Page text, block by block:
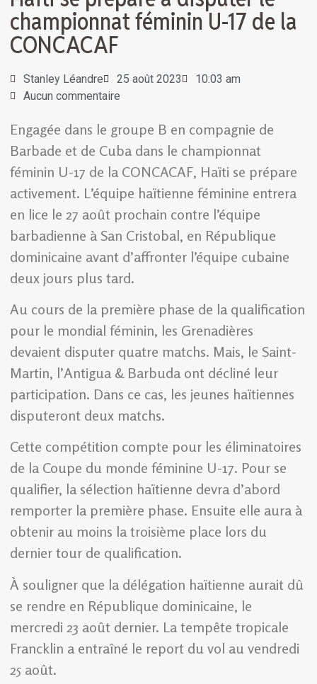
championnat féminin U-17 de la
CONCACAF
Stanley Léandre 25 août 2023
10:03 am
Aucun commentaire
Engagée dans le groupe B en compagnie de
Barbade et de Cuba dans le championnat
féminin U-17 de la CONCACAF, Haïti se prépare
activement. L’équipe haïtienne féminine entrera
en lice le 27 août prochain contre l’équipe
barbadienne à San Cristobal, en République
dominicaine avant d’affronter l’équipe cubaine
deux jours plus tard.
Au cours de la première phase de la qualification
pour le mondial féminin, les Grenadières
devaient disputer quatre matchs. Mais, le Saint-
Martin, l’Antigua & Barbuda ont décliné leur
participation. Dans ce cas, les jeunes haïtiennes
disputeront deux matchs.
Cette compétition compte pour les éliminatoires
de la Coupe du monde féminine U-17. Pour se
qualifier, la sélection haïtienne devra d’abord
remporter la première phase. Ensuite elle aura à
obtenir au moins la troisième place lors du
dernier tour de qualification.
À souligner que la délégation haïtienne aurait dû
se rendre en République dominicaine, le
mercredi 23 août dernier. La tempête tropicale
Francklin a entraîné le report du vol au vendredi
25 août.